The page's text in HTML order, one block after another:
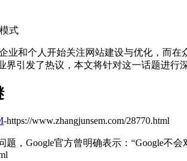
式
业和个人开始关注网站建设与优化，而
界引发了热议，本文将针对这一话题进行
-https://www.zhangjunsem.com/28770.html
题，Google官方曾明确表示：“Google不